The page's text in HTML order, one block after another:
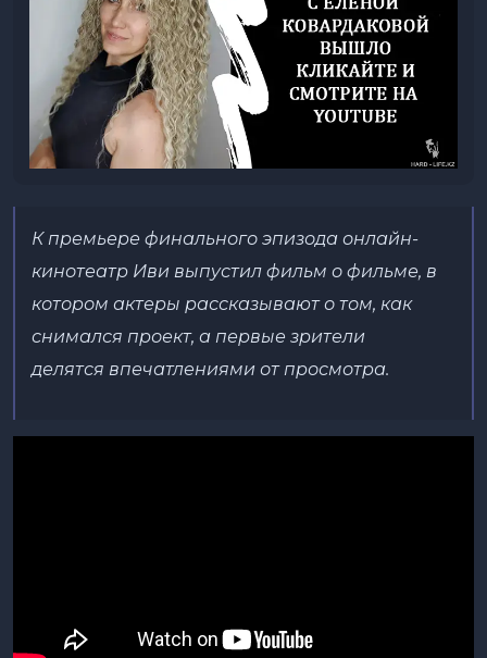
К премьере финального эпизода онлайн-
кинотеатр Иви выпустил фильм о фильме, в
котором актеры рассказываюто том, как
снимался проект, а первые зрители
делятся впечатлениями от просмотра.